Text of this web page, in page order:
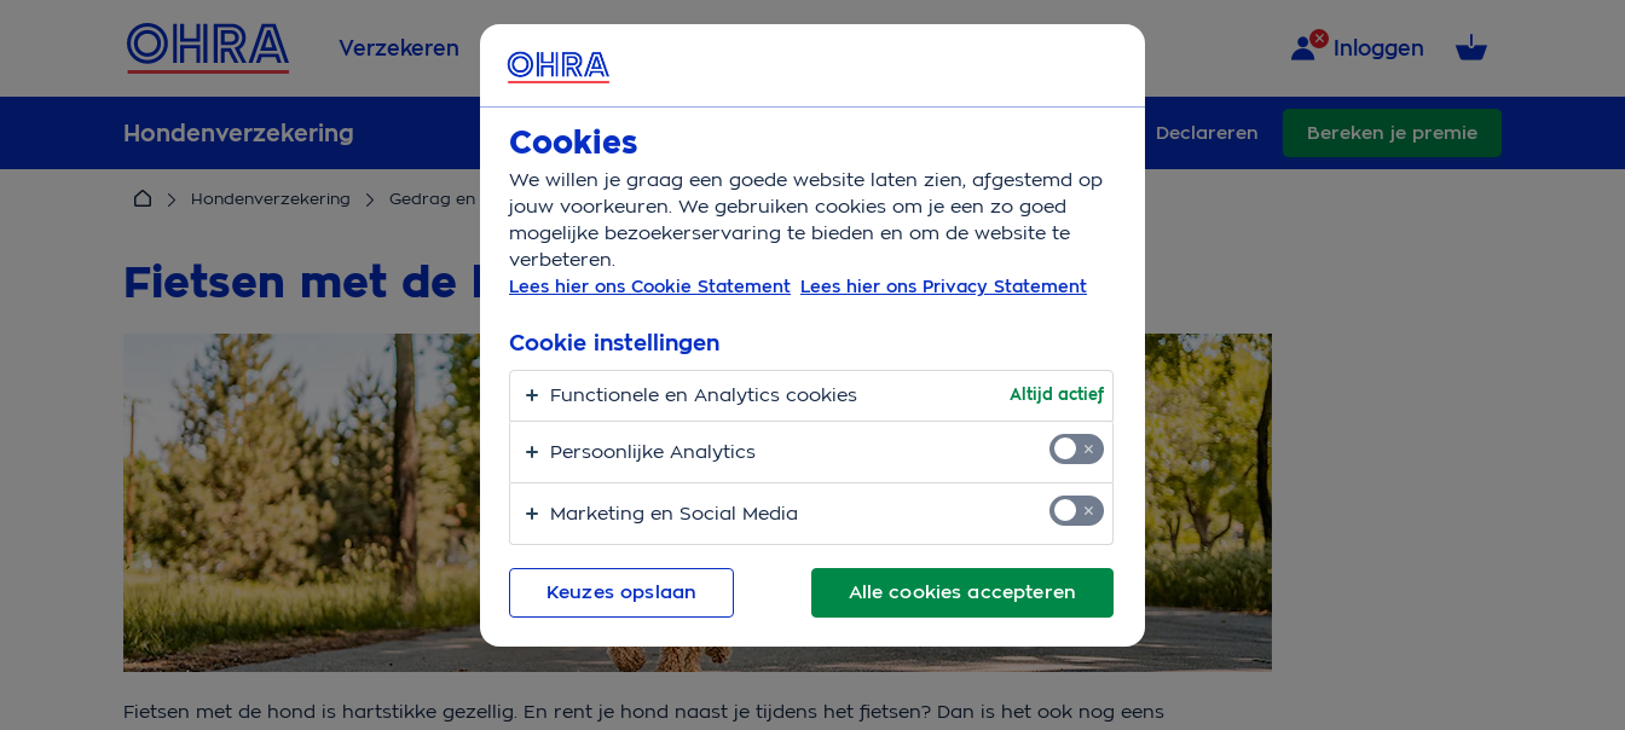
Verzekeren Service & Contact Inloggen
Hondenverzekering Declareren Bereken je premie
Hondenverzekering Gedrag en opvoeding Fietsen met de hond
Fietsen met de hond? Zo doe je dat!
Fietsen met de hond is hartstikke gezellig. En rent je hond naast je tijdens het fietsen? Dan is het ook nog eens
Cookies
We willen je graag een goede website laten zien, afgestemd op
jouw voorkeuren. We gebruiken cookies om je een zo goed
mogelijke bezoekerservaring te bieden en om de website te
verbeteren.
Lees hier ons Cookie Statement Lees hier ons Privacy Statement
Alle cookies accepteren
Cookie instellingen
Functionele en Analytics cookies Altijd actief
Persoonlijke Analytics
Marketing en Social Media
Keuzes opslaan